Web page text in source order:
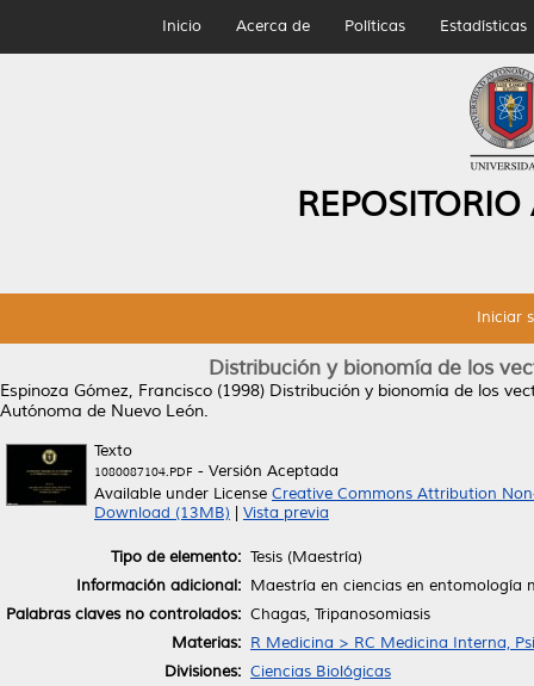
Inicio Acerca de Políticas Estadísticas
Iniciar
Distribución y bionomía de los
Espinoza Gómez, Francisco (1998) Distribución y bionomía de los
Autónoma de Nuevo León.
Texto
1080087104.PDF - Versión Aceptada
Available under License Creative Commons Attribution
Download (13MB)
Vista previa
Tipo de elemento: Tesis (Maestría)
Información adicional: Maestría en ciencias en entomología
Palabras claves no controlados: Chagas, Tripanosomiasis
Materias: R Medicina > RC Medicina Interna,
Divisiones: Ciencias Biológicas